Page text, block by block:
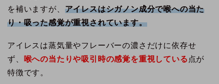
を補いますが、 アイレスはシガノン成分で喉への当た
り・吸った感覚が重視されています。
アイレスは蒸気量やフレーバーの濃さだけに依存せ
ず、
喉への当たりや吸引時の感覚を重視している 点が
特徴です。